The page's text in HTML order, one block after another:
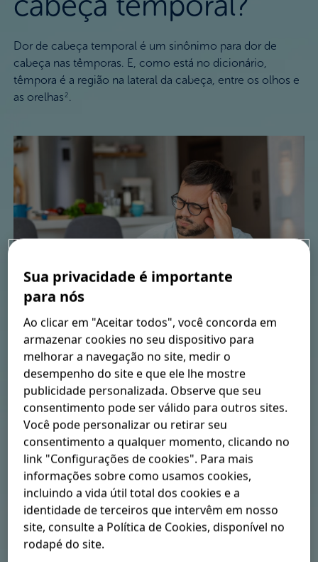
Dor de cabeça temporal é um sinônimo para dor de
cabeça nas têmporas. E, como está no dicionário,
têmpora é a região na lateral da cabeça, entre os olhos e
as orelhas 2
O que causa dor de
cabeça nas têmporas
A dor de cabeça nas têmporas não é a doença em si,
mas um sintoma de diferentestipos de dores de cabeça
Detalhamos algumas possibilidades abaixo.
Enxaqueca
A enxaqueca pode se manifestar de maneiras diferentes
Sua privacidade é importante
para nós
Ao clicar em "Aceitar todos", você concorda em
armazenar cookies no seu dispositivo para
melhorar a navegação no site, medir o
desempenho do site e que ele lhe mostre
publicidade personalizada. Observe que seu
consentimento pode ser válido para outros sites.
Você pode personalizar ou retirar seu
consentimento a qualquer momento, clicando no
link "Configurações de cookies". Para mais
informações sobre como usamos cookies,
incluindo a vida útil total dos cookies e a
identidade de terceiros que intervêm em nosso
site, consulte a Política de Cookies, disponível no
rodapé do site.